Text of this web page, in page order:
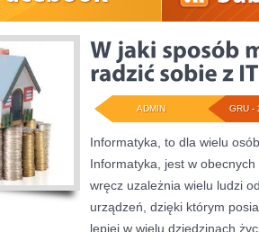
GRU -
ADMIN
Informatyka, to dla wielu
Informatyka, jest w
wręcz uzależnia wielu ludzi
urządzeń, dzięki którym
lepiej w wielu dziedzinach